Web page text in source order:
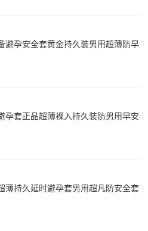
避孕安全套黄金持久装男用超薄防早
孕套正品超薄裸入持久装防男用早安
薄持久延时避孕套男用超凡防安全套